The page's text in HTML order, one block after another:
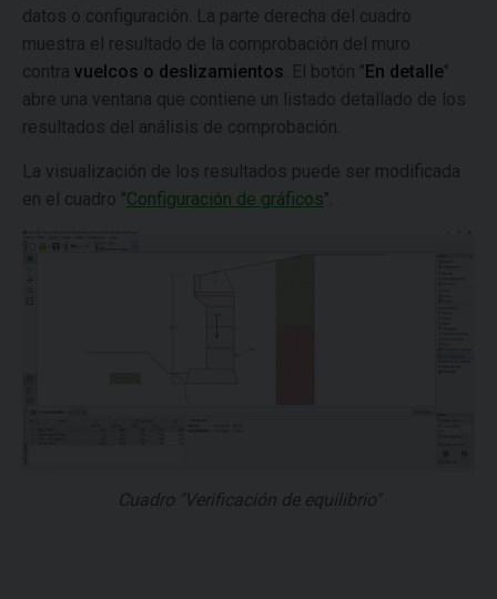
datos o configuración. La parte derecha del cuadro
muestra el resultado de la comprobación del muro
contra vuelcos o deslizamientos . El botón "En detalle"
abre una ventana que contiene un listado detallado de los
resultados del análisis de comprobación.
La visualización de los resultados puede ser modificada
en el cuadro "Configuración de gráficos".
Cuadro "Verificación de equilibrio"